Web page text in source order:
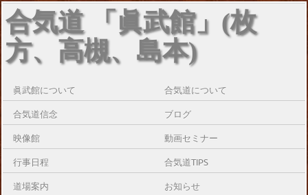
合気道 「眞武館」(枚
方、高槻、島本)
眞武館について 合気道について
合気道信念 ブログ
映像館 動画セミナー
行事日程 合気道TIPS
道場案内 お知らせ